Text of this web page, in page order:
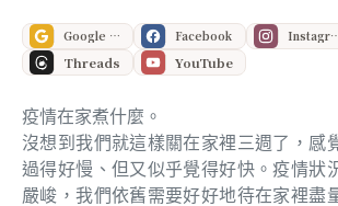
Google 偏好來源 Facebook
Threads YouTube
疫情在家煮什麼。
沒想到我們就這樣關在家裡三週了，感
過得好慢、但又似乎覺得好快。疫情狀
嚴峻，我們依舊需要好好地待在家裡盡